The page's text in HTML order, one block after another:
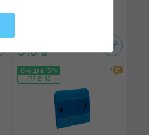
310 ₴
Скидка 15%
177:21:18
1